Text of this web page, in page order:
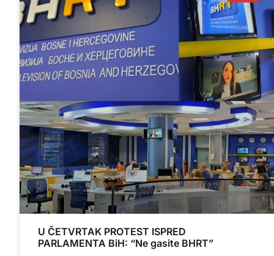
U ČETVRTAK PROTEST ISPRED
PARLAMENTA BiH: “Ne gasite BHRT”